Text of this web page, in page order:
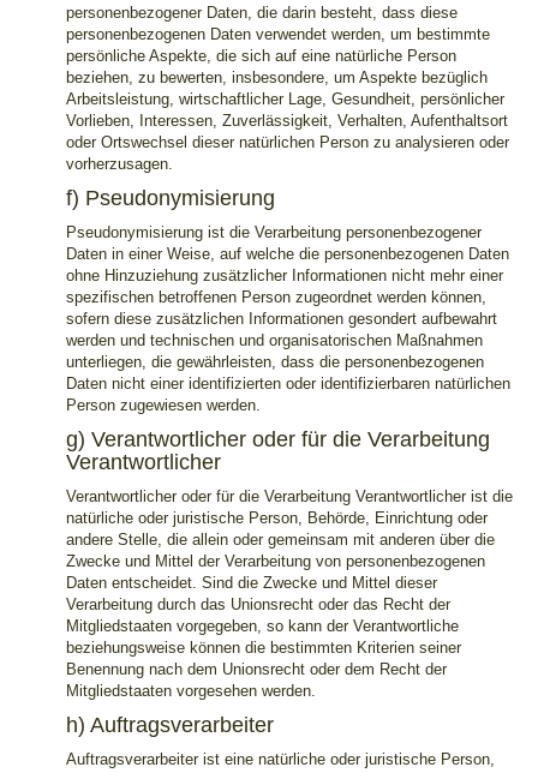
personenbezogener Daten, die darin besteht, dass diese
personenbezogenen Daten verwendet werden, um bestimmte
persönliche Aspekte, die sich auf eine natürliche Person
beziehen, zu bewerten, insbesondere, um Aspekte bezüglich
Arbeitsleistung, wirtschaftlicher Lage, Gesundheit, persönlicher
Vorlieben, Interessen, Zuverlässigkeit, Verhalten, Aufenthaltsort
oder Ortswechsel dieser natürlichen Person zu analysieren oder
vorherzusagen.
f) Pseudonymisierung
Pseudonymisierung ist die Verarbeitung personenbezogener
Daten in einer Weise, auf welche die personenbezogenen Daten
ohne Hinzuziehung zusätzlicher Informationen nicht mehr einer
spezifischen betroffenen Person zugeordnet werden können,
sofern diese zusätzlichen Informationen gesondert aufbewahrt
werden und technischen und organisatorischen Maßnahmen
unterliegen, die gewährleisten, dass die personenbezogenen
Daten nicht einer identifizierten oder identifizierbaren natürlichen
Person zugewiesen werden.
g) Verantwortlicher oder für die Verarbeitung
Verantwortlicher
Verantwortlicher oder für die Verarbeitung Verantwortlicher ist die
natürliche oder juristische Person, Behörde, Einrichtung oder
andere Stelle, die allein oder gemeinsam mit anderen über die
Zwecke und Mittel der Verarbeitung von personenbezogenen
Daten entscheidet. Sind die Zwecke und Mittel dieser
Verarbeitung durch das Unionsrecht oder das Recht der
Mitgliedstaaten vorgegeben, so kann der Verantwortliche
beziehungsweise können die bestimmten Kriterien seiner
Benennung nach dem Unionsrecht oder dem Recht der
Mitgliedstaaten vorgesehen werden.
h) Auftragsverarbeiter
Auftragsverarbeiter ist eine natürliche oder juristische Person,